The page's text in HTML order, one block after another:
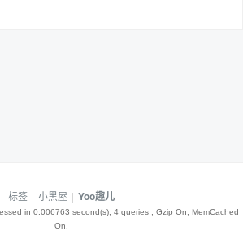
标签 | 小黑屋 | Yoo趣儿
in 0.006763 second(s), 4 queries , Gzip On, MemCached
On.